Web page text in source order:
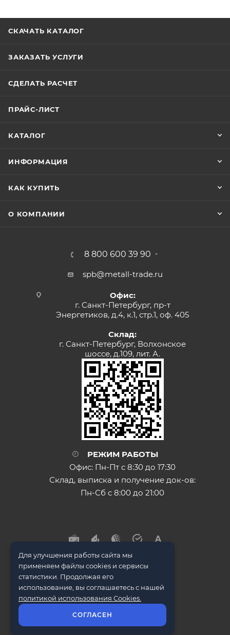
СКАЧАТЬ КАТАЛОГ
ЗАКАЗАТЬ УСЛУГИ
СДЕЛАТЬ РАСЧЕТ
ПРАЙС-ЛИСТ
КАТАЛОГ
ИНФОРМАЦИЯ
КАК КУПИТЬ
О КОМПАНИИ
8 800 600 39 90
spb@metall-trade.ru
Офис:
г. Санкт-Петербург, пр-т
Энергетиков, д.4, к.1, стр.1, оф. 405
Склад:
г. Санкт-Петербург, Волхонское
шоссе, д.109, лит. А.
РЕЖИМ РАБОТЫ
Офис: Пн-Пт с 8:30 до 17:30
Склад, выписка и получение док-ов:
Пн-Сб с 8:00 до 21:00
© ООО "Металл Трейд" 2009-2026
Для улучшения работы сайта мы
применяем файлы cookies и сервисы
статистики. Продолжая его
использование, вы соглашаетесь с нашей
политикой использования Cookies.
СОГЛАСЕН